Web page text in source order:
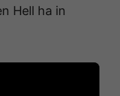
Hell ha in